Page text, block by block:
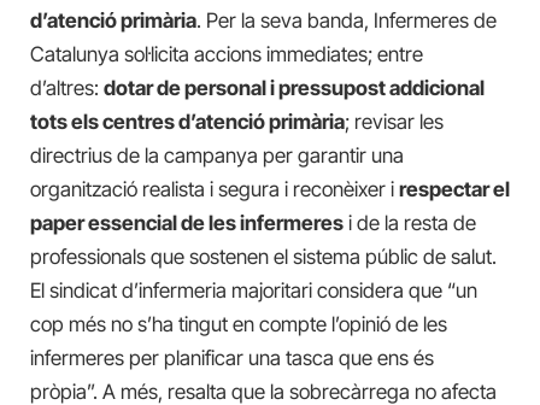
d’atenció primària. Per la seva banda, Infermeres de
Catalunya sol·licita accions immediates; entre
d’altres: dotar de personal i pressupost addicional
tots els centres d’atenció primària; revisar les
directrius de la campanya per garantir una
organització realista i segura i reconèixer i respectar el
paper essencial de les infermeres i de la resta de
professionals que sostenen el sistema públic de salut.
El sindicat d’infermeria majoritari considera que “un
cop més no s’ha tingut en compte l’opinió de les
infermeres per planificar una tasca que ens és
pròpia”. A més, resalta que la sobrecàrrega no afecta